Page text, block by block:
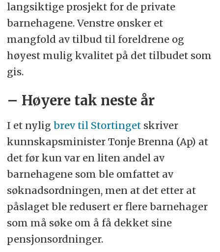
langsiktige prosjekt for de private
barnehagene. Venstre ønsker et
mangfold av tilbud til foreldrene og
høyest mulig kvalitet på det tilbudet som
gis.
– Høyere tak neste år
I et nylig brev til Stortingetskriver
kunnskapsminister Tonje Brenna (Ap) at
det før kun var en liten andel av
barnehagene som ble omfattet av
søknadsordningen, men at det etter at
påslaget ble redusert er flere barnehager
som må søke om å få dekket sine
pensjonsordninger.